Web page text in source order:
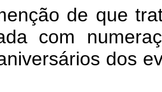
de que
com
dos